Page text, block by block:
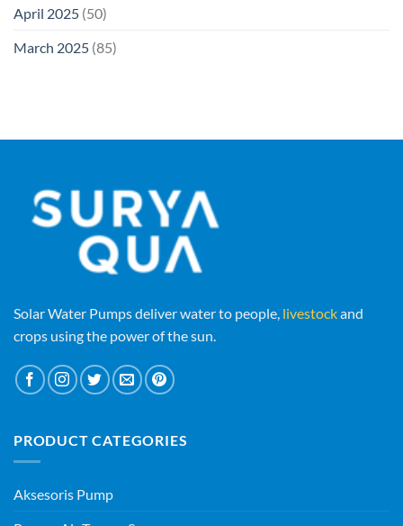
April 2025 (50)
March 2025 (85)
Solar Water Pumps deliver water to people, livestockand
crops using the power of the sun.
PRODUCT CATEGORIES
Aksesoris Pump